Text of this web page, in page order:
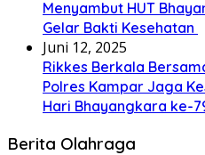
Menyambut HUT
Gelar Bakti Kesehatan
Juni 12, 2025
Rikkes Berkala
Polres Kampar Jaga
Hari Bhayangkara ke-
Berita Olahraga